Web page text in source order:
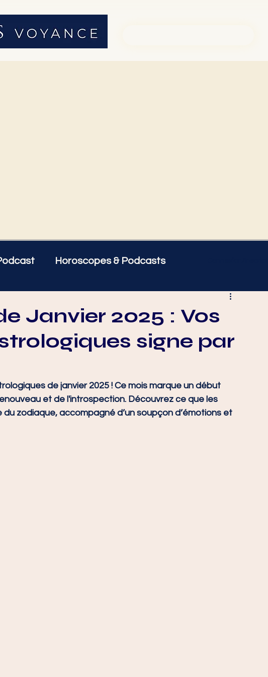
Horoscopes & Podcasts
♊ Gémeaux ♋ Cancer
♏ Scorpion ♐ Sagittaire
Janvier 2025 : Vos
signe par
de janvier 2025 ! Ce mois marque un début
et de l'introspection. Découvrez ce que les
zodiaque, accompagné d’un soupçon d’émotions et